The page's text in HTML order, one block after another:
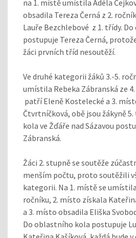
na 1. místě umístila Adéla
obsadila Tereza Černá z 2.
Lauře Bezchlebové z 1. třídy.
postupuje Tereza Černá,
žáci prvních tříd nesoutěží.
Ve druhé kategorii žáků 3.-5.
umístila Rebeka Zábranská ze
patří Eleně Kostelecké a 3.
Čtvrtníčková, obě jsou žákyně
kola ve Žďáře nad Sázavou
Zábranská.
Žáci 2. stupně se soutěže
menším počtu, proto soutěžili
kategorii. Na 1. místě se
ročníku, 2. místo získala
a 3. místo obsadila Eliška
Do oblastního kola postupuje